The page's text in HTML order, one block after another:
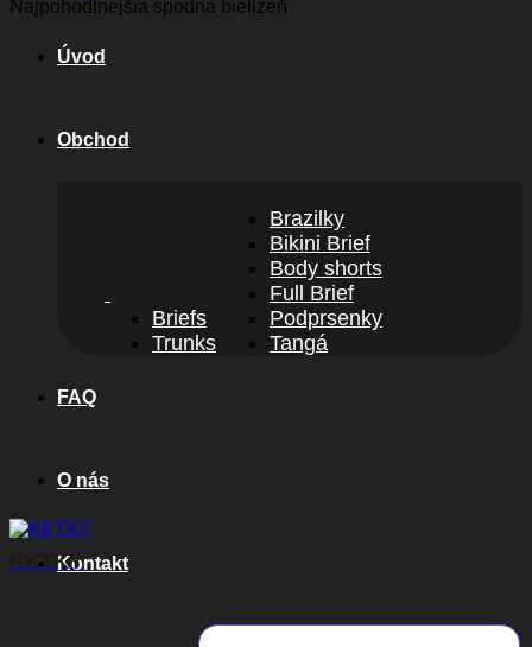
Najpohodlnejšia spodná bielizeň
Úvod
Obchod
Briefs
Trunks
Brazilky
Bikini Brief
Body shorts
Full Brief
Podprsenky
Tangá
FAQ
O nás
Kontakt
KKTKY